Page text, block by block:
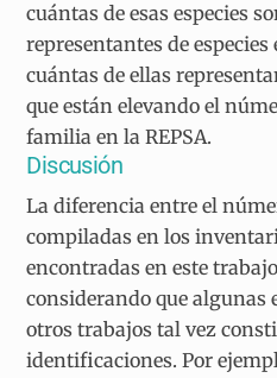
cuántas de esas especies
representantes de
cuántas de ellas
que están elevando el
familia en la REPSA.
Discusión
La diferencia entre el
compiladas en los
encontradas en este
considerando que algunas
otros trabajos tal vez
identificaciones. Por